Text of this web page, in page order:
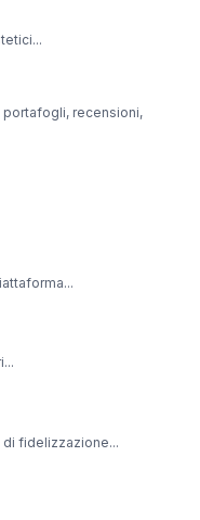
portafogli, recensioni,
fidelizzazione...